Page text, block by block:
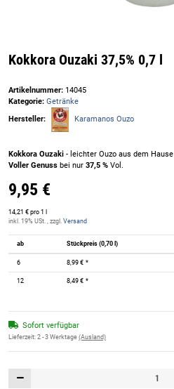
Kokkora Ouzaki 37,5% 0,7 l
Artikelnummer: 14045
Kategorie: Getränke
Hersteller:
Karamanos Ouzo
Kokkora Ouzaki - leichter Ouzo aus dem Hause
Voller Genuss bei nur 37,5 % Vol.
9,95 €
14,21 € pro 1 l
inkl. 19% USt. , zzgl. Versand
ab Stückpreis (0,70 l)
6 8,99 € *
12 8,49 € *
Sofort verfügbar
Lieferzeit: 2 - 3 Werktage (Ausland)